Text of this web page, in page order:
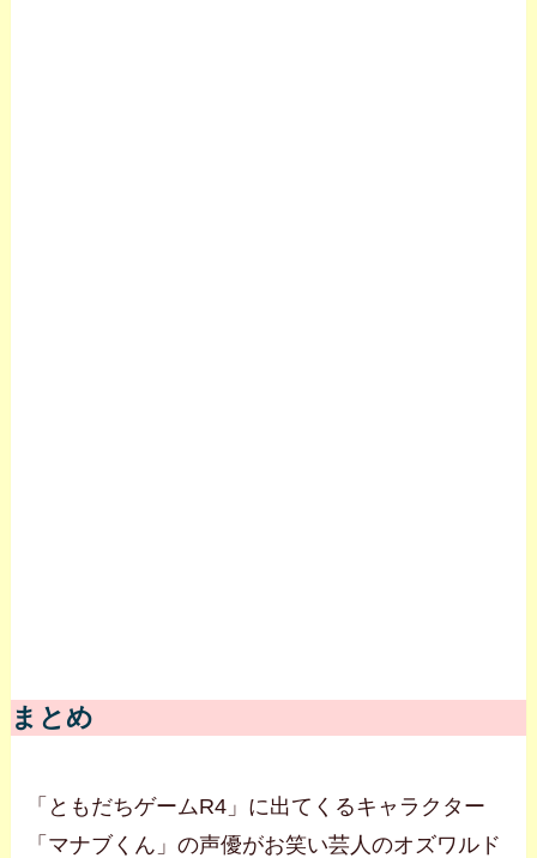
まとめ
「ともだちゲームR4」に出てくるキャラクター
「マナブくん」の声優がお笑い芸人のオズワルド